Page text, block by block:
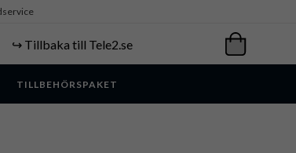
↪️ Tillbaka till Tele2.se
TILLBEHÖRSPAKET